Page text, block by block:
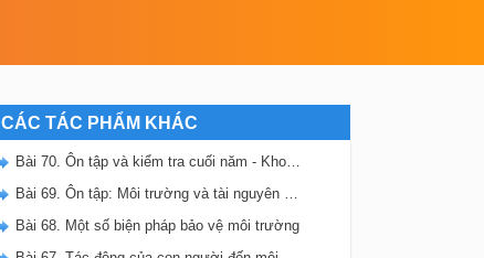
CÁC TÁC PHẨM KHÁC
Bài 70. Ôn tập và kiểm tra cuối năm - Khoa học 5
Bài 69. Ôn tập: Môi trường và tài nguyên thiên nhiên
Bài 68. Một số biện pháp bảo vệ môi trường